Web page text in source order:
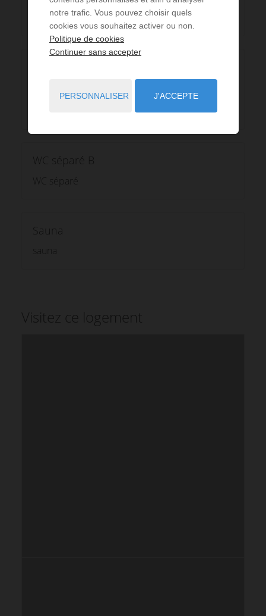
Surface : 5 m2
WC séparé B
WC séparé
Sauna
sauna
Visitez ce logement
notre trafic. Vous pouvez choisir quels
cookies vous souhaitez activer ou non.
Politique de cookies
Continuer sans accepter
PERSONNALISER J'ACCEPTE